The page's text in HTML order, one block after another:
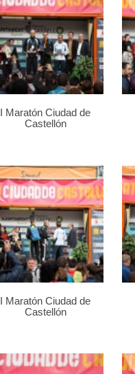
I Maratón Ciudad de
Castellón
I Maratón Ciudad de
Castellón